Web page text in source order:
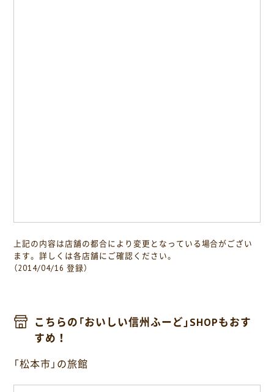
上記の内容は店舗の都合により変更となっている場合がござい
ます。詳しくは各店舗にご確認ください。
（2014/04/16 登録）
こちらの「おいしい信州ふーど」SHOPもおす
すめ！
「松本市」の旅館